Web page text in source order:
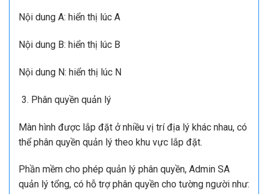
Phân chia màn hình:
Cùng 1 lúc trên một giao diện màn hình tạo ra nhiều
khung hình hiển thị, truyền tải nhiều nội dung khác nhau:
hình ảnh, video, text…..
Lập lịch và hiển thị cho từng nội dung:
Tự động tạo vòng lặp các nội dung được đưa vào thiết
bị.
Tự động ưu tiên phần mềm Digital Signage khi bật thiết
bị.